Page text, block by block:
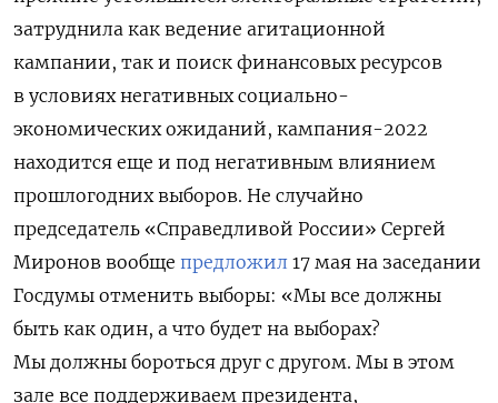
затруднила как ведение агитационной
кампании, так и поиск финансовых ресурсов
в условиях негативных социально-
экономических ожиданий, кампания-2022
находится еще и под негативным влиянием
прошлогодних выборов. Не случайно
председатель «Справедливой России» Сергей
Миронов вообще предложил 17 мая на заседании
Госдумы отменить выборы: «Мы все должны
быть как один, а что будет на выборах?
Мы должны бороться друг с другом. Мы в этом
зале все поддерживаем президента,